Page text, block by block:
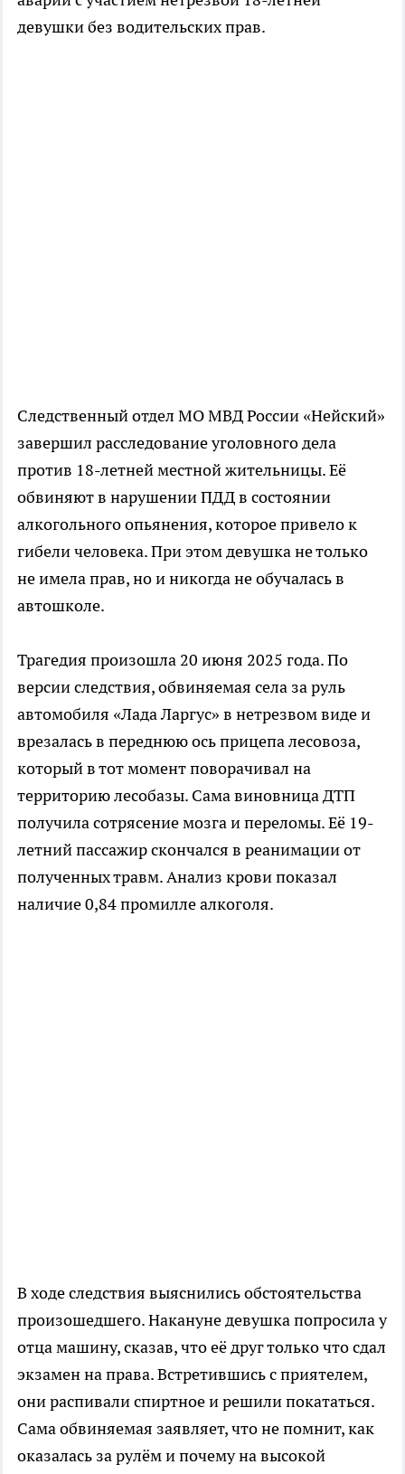
девушки без водительских прав.
Следственный отдел МО МВД России «Нейский»
завершил расследование уголовного дела
против 18-летней местной жительницы. Её
обвиняют в нарушении ПДД в состоянии
алкогольного опьянения, которое привело к
гибели человека. При этом девушка не только
не имела прав, но и никогда не обучалась в
автошколе.
Трагедия произошла 20 июня 2025 года. По
версии следствия, обвиняемая села за руль
автомобиля «Лада Ларгус» в нетрезвом виде и
врезалась в переднюю ось прицепа лесовоза,
который в тот момент поворачивал на
территорию лесобазы. Сама виновница ДТП
получила сотрясение мозга и переломы. Её 19-
летний пассажир скончался в реанимации от
полученных травм. Анализ крови показал
наличие 0,84 промилле алкоголя.
В ходе следствия выяснились обстоятельства
произошедшего. Накануне девушка попросила у
отца машину, сказав, что её друг только что сдал
экзамен на права. Встретившись с приятелем,
они распивали спиртное и решили покататься.
Сама обвиняемая заявляет, что не помнит, как
оказалась за рулём и почему на высокой